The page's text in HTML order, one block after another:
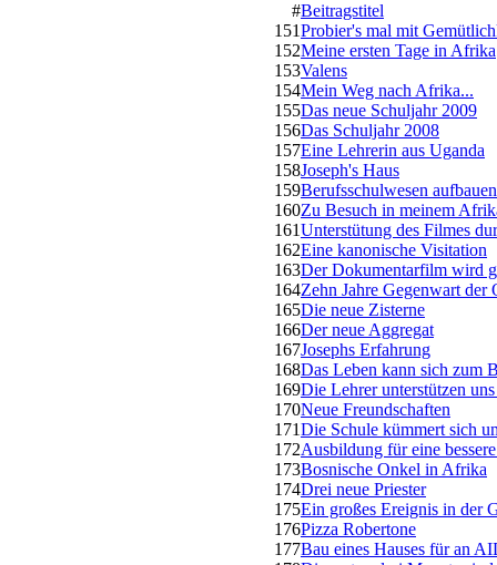
#Beitragstitel
151Probier's mal mit
152Meine ersten Tage in Afrika
153Valens
154Mein Weg nach Afrika...
155Das neue Schuljahr 2009
156Das Schuljahr 2008
157Eine Lehrerin aus Uganda
158Joseph's Haus
159Berufsschulwesen
160Zu Besuch in meinem
161Unterstütung des Filmes
162Eine kanonische Visitation
163Der Dokumentarfilm wird
164Zehn Jahre Gegenwart
165Die neue Zisterne
166Der neue Aggregat
167Josephs Erfahrung
168Das Leben kann sich zum
169Die Lehrer unterstützen uns
170Neue Freundschaften
171Die Schule kümmert sich
172Ausbildung für eine
173Bosnische Onkel in Afrika
174Drei neue Priester
175Ein großes Ereignis in der
176Pizza Robertone
177Bau eines Hauses für an